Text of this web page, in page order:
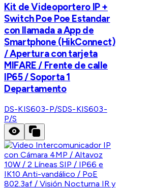
Kit de Videoportero IP +
Switch Poe Poe Estandar
con llamada a App de
Smartphone (HikConnect)
/ Apertura con tarjeta
MIFARE / Frente de calle
IP65 / Soporta 1
Departamento
DS-KIS603-P/SDS-KIS603-
P/S